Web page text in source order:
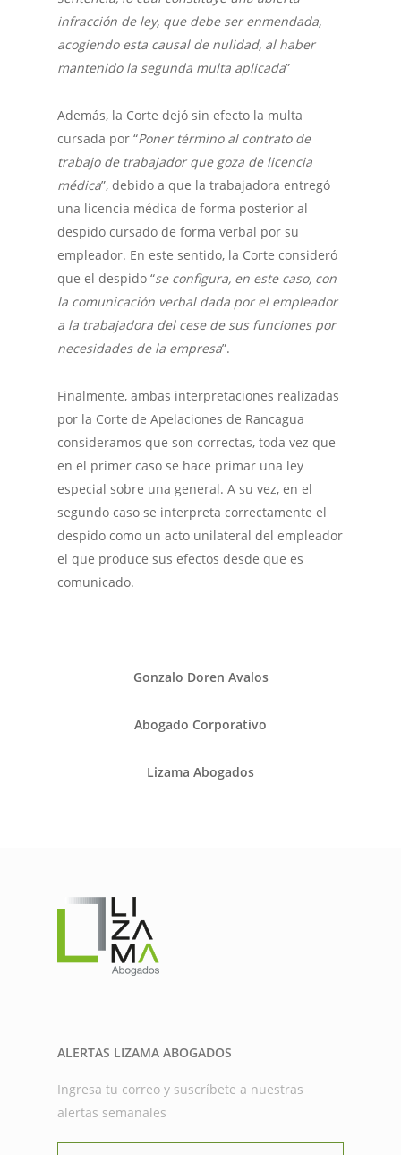
infracción de ley, que debe ser enmendada,
acogiendo esta causal de nulidad, al haber
mantenido la segunda multa aplicada”
Además, la Corte dejó sin efecto la multa
cursada por “Poner término al contrato de
trabajo de trabajador que goza de licencia
médica”, debido a que la trabajadora entregó
una licencia médica de forma posterior al
despido cursado de forma verbal por su
empleador. En este sentido, la Corte consideró
que el despido “se configura, en este caso, con
la comunicación verbal dada por el empleador
a la trabajadora del cese de sus funciones por
necesidades de la empresa”.
Finalmente, ambas interpretaciones realizadas
por la Corte de Apelaciones de Rancagua
consideramos que son correctas, toda vez que
en el primer caso se hace primar una ley
especial sobre una general. A su vez, en el
segundo caso se interpreta correctamente el
despido como un acto unilateral del empleador
el que produce sus efectos desde que es
comunicado.
Gonzalo Doren Avalos
Abogado Corporativo
Lizama Abogados
ALERTAS LIZAMA ABOGADOS
Ingresa tu correo y suscríbete a nuestras
alertas semanales